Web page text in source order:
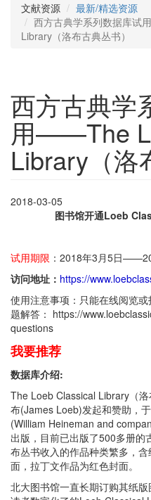
文献资源
最新/精选资源
西方古典学系列数据库
Library（洛布古典丛书）
西方古典学
用——The
Library（洛
2018-03-05
图书馆开通Loeb
试用期限 ：2018年3月5日
访问地址： https://
使用注意事项：只能在线阅览
题解答： https://
questions
我要推荐
数据库介绍:
The Loeb Classical Library（
布(James Loeb)发起和赞助，
(William Heineman and
出版，目前已出版了500多册的
布丛书收入的作品种类繁多，
面，拉丁文作品为红色封面。
北大图书馆一直长期订购其纸